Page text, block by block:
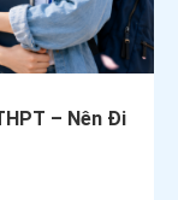
– Nên Đi